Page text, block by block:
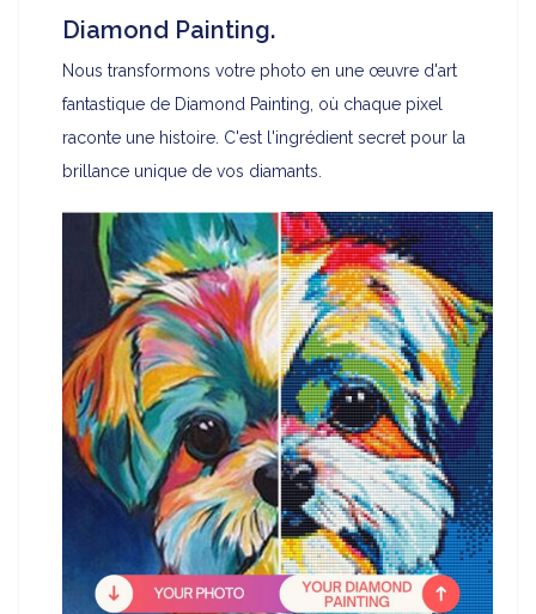
Diamond Painting.
Nous transformons votre photo en une œuvre d'art
fantastique de Diamond Painting, où chaque pixel
raconte une histoire. C'est l'ingrédient secret pour la
brillance unique de vos diamants.